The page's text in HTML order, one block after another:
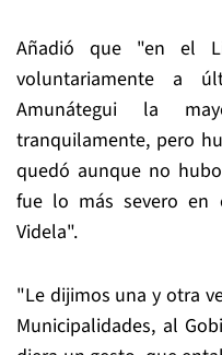
Añadió que "en el
voluntariamente a
Amunátegui la
tranquilamente, pero
quedó aunque no
fue lo más severo en
Videla".
"Le dijimos una y otra
Municipalidades, al